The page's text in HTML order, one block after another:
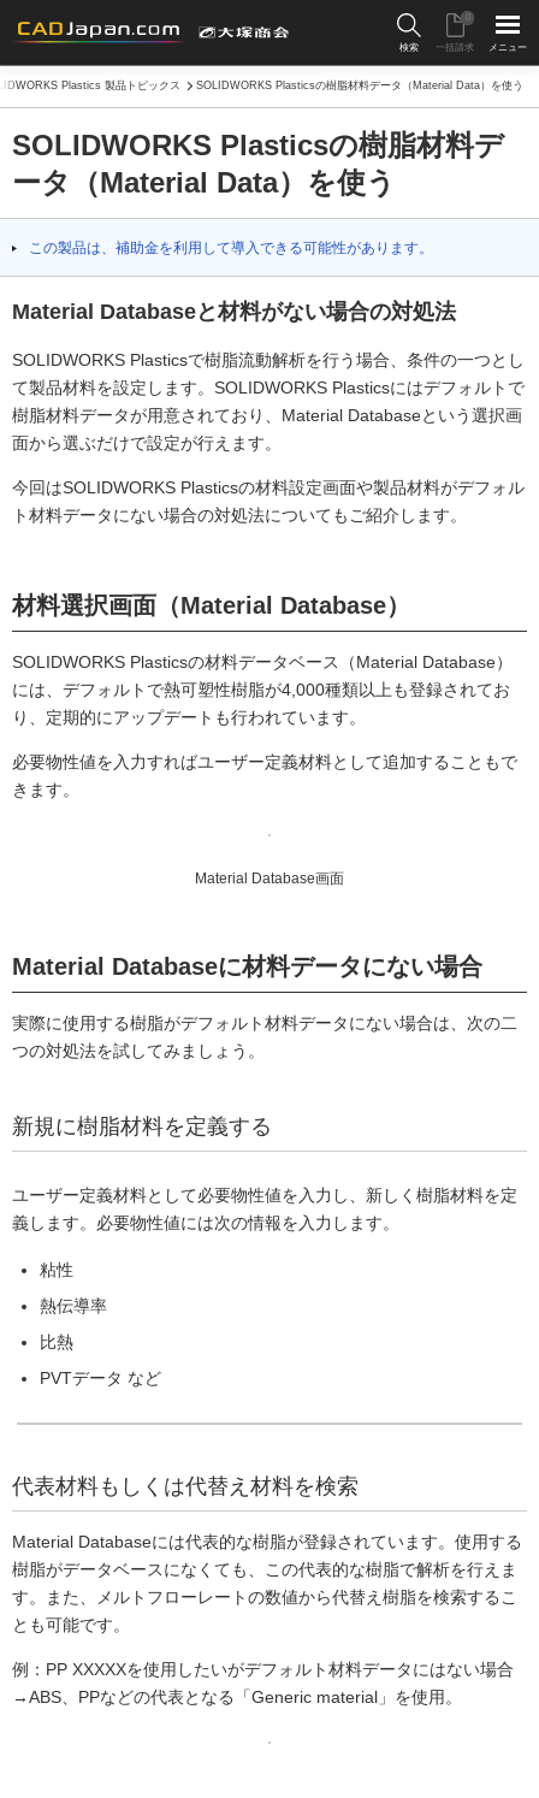
検索 一括請求
0
メニュー
Plastics 製品トピックス SOLIDWORKS Plasticsの樹脂材料データ（Material Data）を使う
SOLIDWORKS Plasticsの樹脂材料デ
ータ（Material Data）を使う
この製品は、補助金を利用して導入できる可能性があります。
Material Databaseと材料がない場合の対処法
SOLIDWORKS Plasticsで樹脂流動解析を行う場合、条件の一つとし
て製品材料を設定します。SOLIDWORKS Plasticsにはデフォルトで
樹脂材料データが用意されており、Material Databaseという選択画
面から選ぶだけで設定が行えます。
今回はSOLIDWORKS Plasticsの材料設定画面や製品材料がデフォル
ト材料データにない場合の対処法についてもご紹介します。
材料選択画面（Material Database）
SOLIDWORKS Plasticsの材料データベース（Material Database）
には、デフォルトで熱可塑性樹脂が4,000種類以上も登録されてお
り、定期的にアップデートも行われています。
必要物性値を入力すればユーザー定義材料として追加することもで
きます。
Material Database画面
Material Databaseに材料データにない場合
実際に使用する樹脂がデフォルト材料データにない場合は、次の二
つの対処法を試してみましょう。
新規に樹脂材料を定義する
ユーザー定義材料として必要物性値を入力し、新しく樹脂材料を定
義します。必要物性値には次の情報を入力します。
粘性
熱伝導率
比熱
PVTデータ など
代表材料もしくは代替え材料を検索
Material Databaseには代表的な樹脂が登録されています。使用する
樹脂がデータベースになくても、この代表的な樹脂で解析を行えま
す。また、メルトフローレートの数値から代替え樹脂を検索するこ
とも可能です。
例：PP XXXXXを使用したいがデフォルト材料データにはない場合
→ABS、PPなどの代表となる「Generic material」を使用。